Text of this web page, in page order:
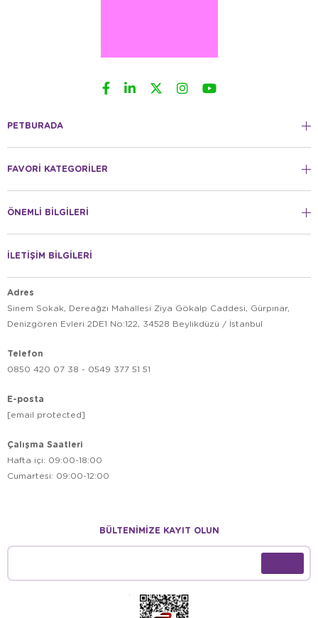
PETBURADA
FAVORİ KATEGORİLER
ÖNEMLİ BİLGİLERİ
İLETİŞİM BİLGİLERİ
Adres
Sinem Sokak, Dereağzı Mahallesi Ziya Gökalp Caddesi, Gürpınar,
Denizgören Evleri 2DE1 No:122, 34528 Beylikdüzü / İstanbul
Telefon
0850 420 07 38 - 0549 377 51 51
E-posta
[email protected]
Çalışma Saatleri
Hafta içi: 09:00-18:00
Cumartesi: 09:00-12:00
BÜLTENİMİZE KAYIT OLUN